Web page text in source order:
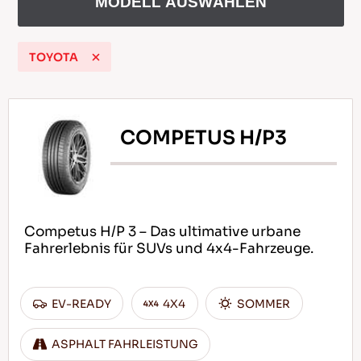
Tipps für das Fahren im Schnee
WEITERLESEN
TOYOTA
COMPETUS H/P3
Competus H/P 3 – Das ultimative urbane
Fahrerlebnis für SUVs und 4x4-Fahrzeuge.
EV-READY 4X4 SOMMER
ASPHALT FAHRLEISTUNG